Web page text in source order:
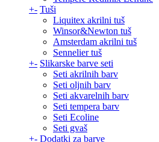
+- Tuši
Liquitex akrilni tuš
Winsor&Newton tuš
Amsterdam akrilni tuš
Sennelier tuš
+- Slikarske barve seti
Seti akrilnih barv
Seti oljnih barv
Seti akvarelnih barv
Seti tempera barv
Seti Ecoline
Seti gvaš
+- Dodatki za barve